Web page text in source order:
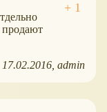
продают
17.02.2016 admin